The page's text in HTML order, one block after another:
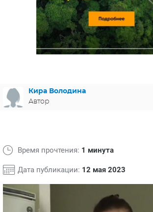
МЕЛОДРАМЫ
ИСПАНИЯ
ГЕРМАНИЯ
СВЕТСКИЕ НОВОСТИ
СПОЙЛЕРЫ ИЗ СЕРИАЛОВ
Кира Володина
Автор
Время прочтения: 1 минута
Дата публикации: 12 мая 2023